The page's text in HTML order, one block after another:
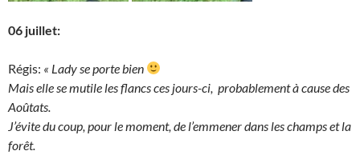
06 juillet:
Régis: « Lady se porte bien
Mais elle se mutile les flancs ces jours-ci, probablement à cause des
Aoûtats.
J’évite du coup, pour le moment, de l’emmener dans les champs et la
forêt.